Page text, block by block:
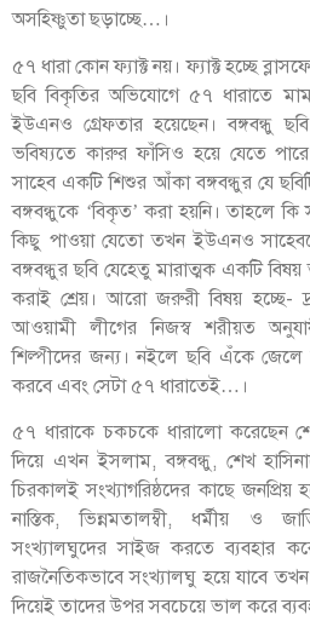
অসহিষ্ণুতা ছড়াচ্ছে…।
৫৭ ধারা কোন ফ্যাক্ট নয়। ফ্যাক্ট হচ্ছে
ছবি বিকৃতির অভিযোগে ৫৭ ধারাতে
ইউএনও গ্রেফতার হয়েছেন। বঙ্গবন্ধু
ভবিষ্যতে কারুর ফাঁসিও হয়ে যেতে
সাহেব একটি শিশুর আঁকা বঙ্গবন্ধুর যে
বঙ্গবন্ধুকে ‘বিকৃত’ করা হয়নি। তাহলে
কিছু পাওয়া যেতো তখন ইউএনও
বঙ্গবন্ধুর ছবি যেহেতু মারাত্মক একটি
করাই শ্রেয়। আরো জরুরী বিষয় হচ্ছে-
আওয়ামী লীগের নিজস্ব শরীয়ত
শিল্পীদের জন্য। নইলে ছবি এঁকে
করবে এবং সেটা ৫৭ ধারাতেই…।
৫৭ ধারাকে চকচকে ধারালো করেছেন
দিয়ে এখন ইসলাম, বঙ্গবন্ধু, শেখ
চিরকালই সংখ্যাগরিষ্ঠদের কাছে জনপ্রিয়
নাস্তিক, ভিন্নমতালম্বী, ধর্মীয় ও
সংখ্যালঘুদের সাইজ করতে ব্যবহার
রাজনৈতিকভাবে সংখ্যালঘু হয়ে যাবে
দিয়েই তাদের উপর সবচেয়ে ভাল করে